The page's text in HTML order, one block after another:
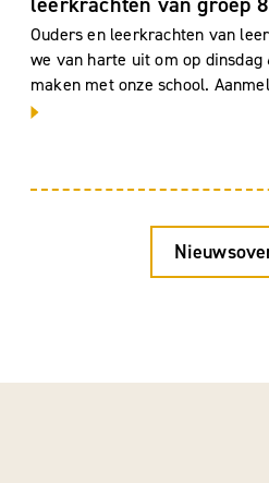
Ouders en leerkrachten van
we van harte uit om op
maken met onze school.